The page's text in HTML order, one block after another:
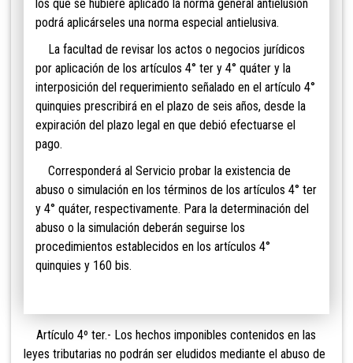
los que se hubiere aplicado la norma general antielusión
podrá aplicárseles una norma especial antielusiva.
La facultad de revisar los actos o negocios jurídicos
por aplicación de los artículos 4° ter y 4° quáter y la
interposición del requerimiento señalado en el artículo 4°
quinquies prescribirá en el plazo de seis años, desde la
expiración del plazo legal en que debió efectuarse el
pago.
Corresponderá al Servicio probar la existencia de
abuso o simulación en los términos de los artículos 4° ter
y 4° quáter, respectivamente. Para la determinación del
abuso o la simulación deberán seguirse los
procedimientos establecidos en los artículos 4°
quinquies y 160 bis.
Artículo 4º ter.- Los hechos imponibles contenidos en las
leyes tributarias no podrán ser eludidos mediante el abuso de